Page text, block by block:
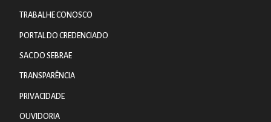
TRABALHE CONOSCO
PORTAL DO CREDENCIADO
SAC DO SEBRAE
TRANSPARÊNCIA
PRIVACIDADE
OUVIDORIA